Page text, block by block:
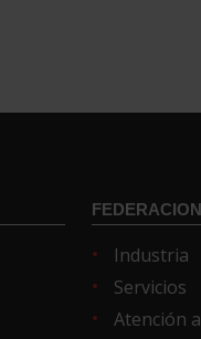
Industria
Servicios
Atención